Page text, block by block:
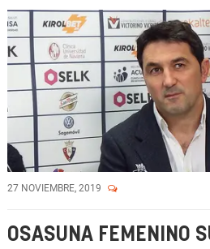
27 NOVIEMBRE, 2019
OSASUNA FEMENINO